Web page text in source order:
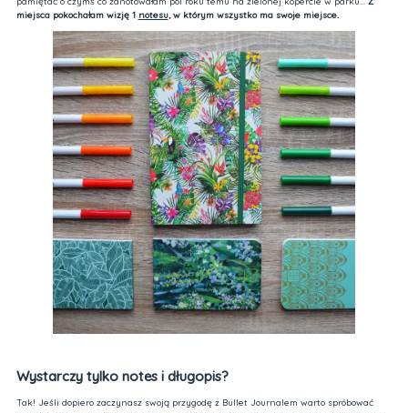
miejsca pokochałam wizję 1 notesu, w którym wszystko ma swoje miejsce.
Wystarczy tylko notes i długopis?
Tak! Jeśli dopiero zaczynasz swoją przygodę z Bullet Journalem warto spróbować